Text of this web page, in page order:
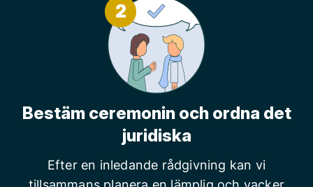
2
Bestäm ceremonin och ordna det
juridiska
Efter en inledande rådgivning kan vi